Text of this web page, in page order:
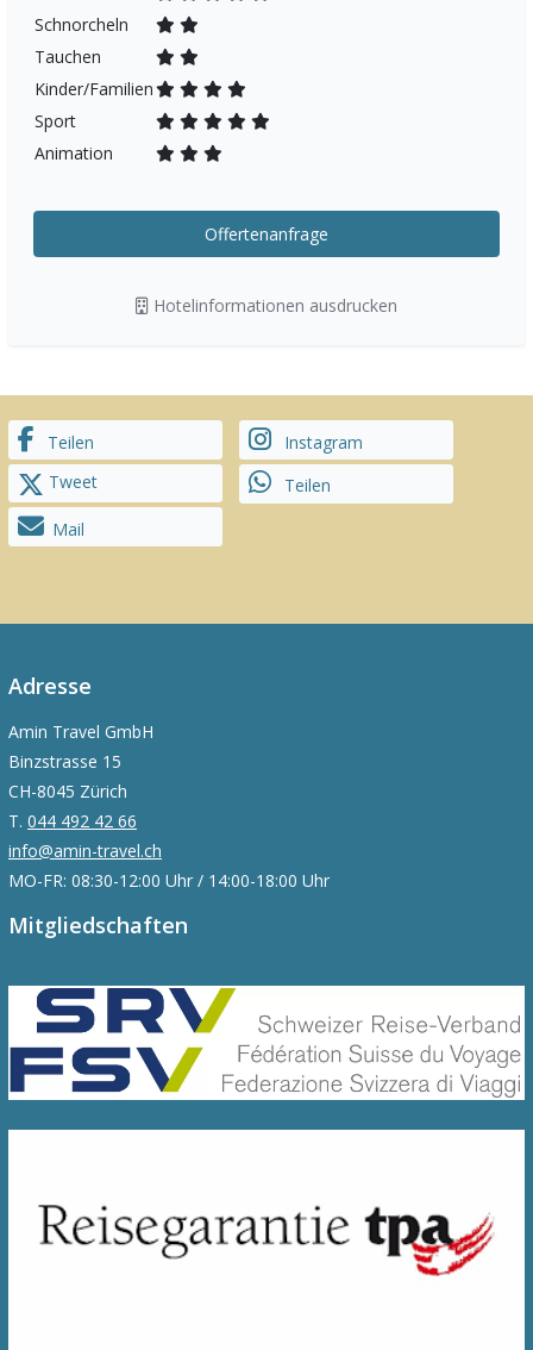
Schnorcheln
Tauchen
Kinder/Familien
Sport
Animation
Offertenanfrage
Hotelinformationen ausdrucken
Teilen
Instagram
Tweet
Teilen
Mail
Adresse
Amin Travel GmbH
Binzstrasse 15
CH-8045 Zürich
T. 044 492 42 66
info@amin-travel.ch
MO-FR: 08:30-12:00 Uhr / 14:00-18:00 Uhr
Mitgliedschaften